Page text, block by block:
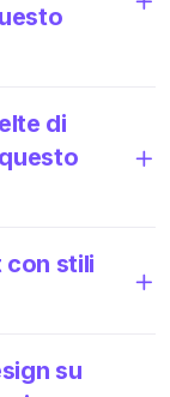
di
con stili
su